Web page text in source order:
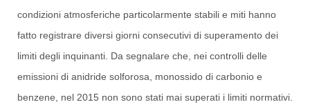
condizioni atmosferiche particolarmente stabili e miti hanno
fatto registrare diversi giorni consecutivi di superamento dei
limiti degli inquinanti. Da segnalare che, nei controlli delle
emissioni di anidride solforosa, monossido di carbonio e
benzene, nel 2015 non sono stati mai superati i limiti normativi.